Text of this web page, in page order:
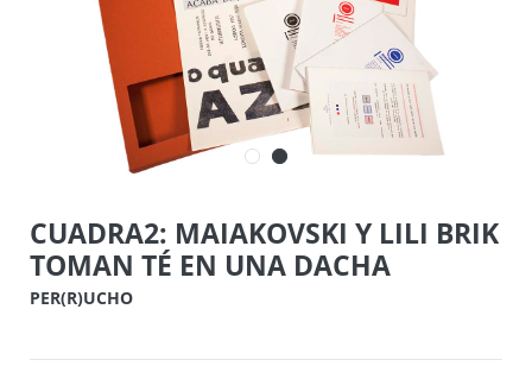
CUADRA2: MAIAKOVSKI Y LILI BRIK
TOMAN TÉ EN UNA DACHA
PER(R)UCHO